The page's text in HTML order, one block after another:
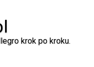
krok po kroku.